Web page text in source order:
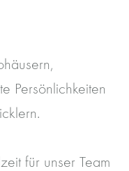
Persönlichkeiten
für unser Team